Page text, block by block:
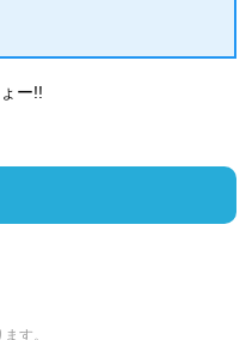
ー!!
す。